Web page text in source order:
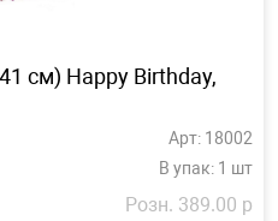
см) Happy Birthday,
Арт: 18002
В упак: 1 шт
Розн. 389.00 р